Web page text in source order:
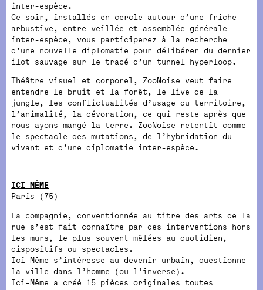
inter-espèce.
Ce soir, installés en cercle autour d’une friche
arbustive, entre veillée et assemblée générale
inter-espèce, vous participerez à la recherche
d’une nouvelle diplomatie pour délibérer du dernier
ilot sauvage sur le tracé d’un tunnel hyperloop.
Théâtre visuel et corporel, ZooNoise veut faire
entendre le bruit et la forêt, le live de la
jungle, les conflictualités d’usage du territoire,
l’animalité, la dévoration, ce qui reste après que
nous ayons mangé la terre. ZooNoise retentit comme
le spectacle des mutations, de l’hybridation du
vivant et d’une diplomatie inter-espèce.
ICI MÊME
Paris (75)
La compagnie, conventionnée au titre des arts de la
rue s’est fait connaître par des interventions hors
les murs, le plus souvent mêlées au quotidien,
dispositifs ou spectacles.
Ici-Même s’intéresse au devenir urbain, questionne
la ville dans l’homme (ou l’inverse).
Ici-Même a créé 15 pièces originales toutes